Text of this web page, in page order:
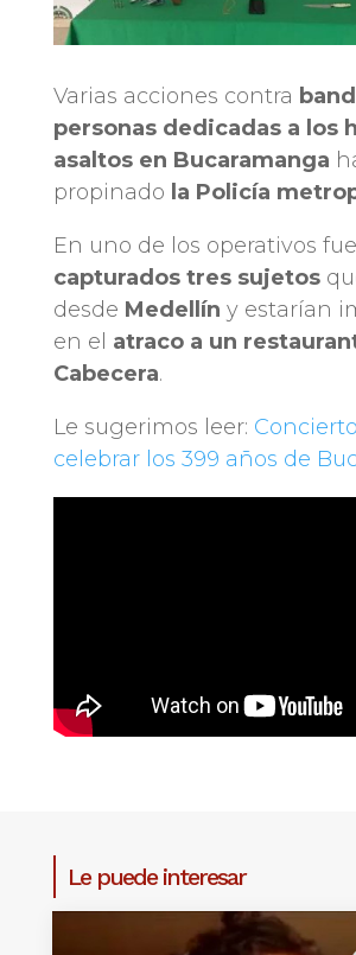
Varias acciones contra
personas dedicadas a los
asaltos en Bucaramanga
propinado la Policía
En uno de los operativos
capturados tres sujetos
desde Medellín y estarían
en el atraco a un
Cabecera.
Le sugerimos leer:
celebrar los 399 años de
Le puede interesar